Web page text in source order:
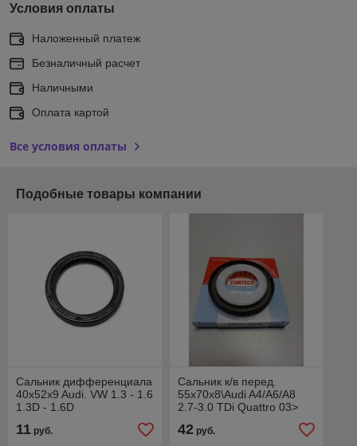
Условия оплаты
Наложенный платеж
Безналичный расчет
Наличными
Оплата картой
Все условия оплаты
Подобные товары компании
Сальник дифференциала
40x52x9 Audi. VW 1.3 - 1.6
1.3D - 1.6D
11 руб.
Сальник к/в перед.
55x70x8\Audi A4/A6/A8
2.7-3.0 TDi Quattro 03>
42руб.